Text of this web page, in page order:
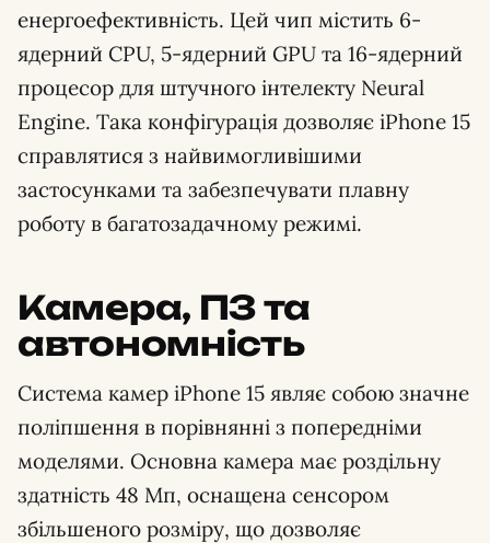
енергоефективність. Цей чип містить 6-
ядерний CPU, 5-ядерний GPU та 16-ядерний
процесор для штучного інтелекту Neural
Engine. Така конфігурація дозволяє iPhone 15
справлятися з найвимогливішими
застосунками та забезпечувати плавну
роботу в багатозадачному режимі.
Камера, ПЗ та
автономність
Система камер iPhone 15 являє собою значне
поліпшення в порівнянні з попередніми
моделями. Основна камера має роздільну
здатність 48 Мп, оснащена сенсором
збільшеного розміру, що дозволяє